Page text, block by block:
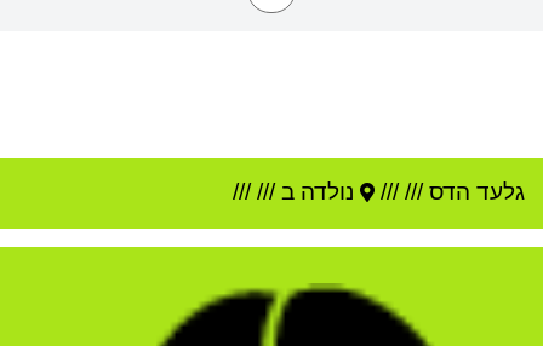
גלעד הדס///
/// נולדה ב //////